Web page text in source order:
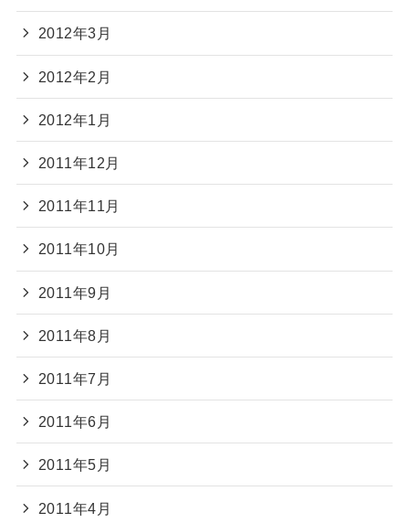
2012年3月
2012年2月
2012年1月
2011年12月
2011年11月
2011年10月
2011年9月
2011年8月
2011年7月
2011年6月
2011年5月
2011年4月